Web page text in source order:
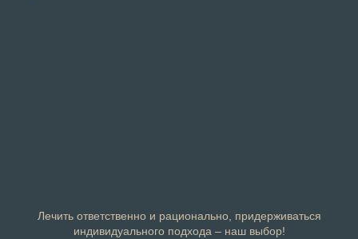
Лечить ответственно и рационально, придерживаться
индивидуального подхода – наш выбор!